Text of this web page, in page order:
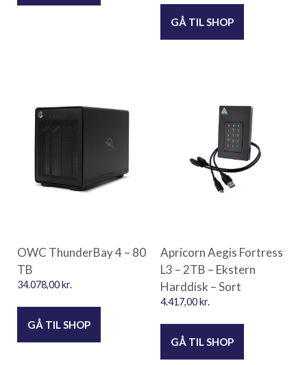
GÅ TIL SHOP
OWC ThunderBay 4 – 80
TB
34.078,00kr.
GÅ TIL SHOP
Apricorn Aegis Fortress
L3 – 2TB – Ekstern
Harddisk – Sort
4.417,00kr.
GÅ TIL SHOP